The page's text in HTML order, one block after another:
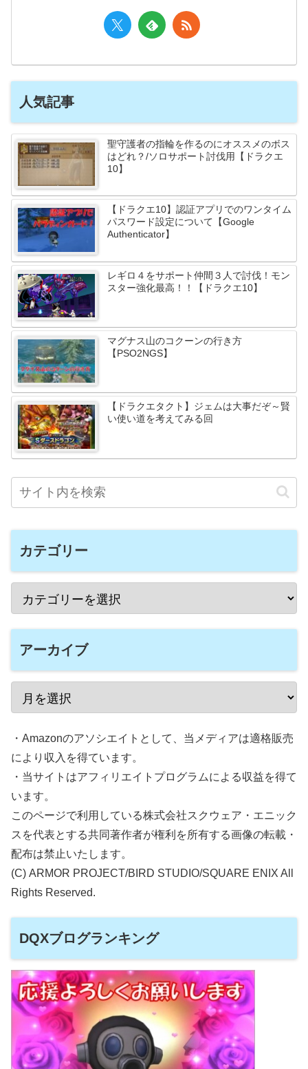
人気記事
聖守護者の指輪を作るのにオススメのボス
はどれ？/ソロサポート討伐用【ドラクエ
10】
【ドラクエ10】認証アプリでのワンタイム
パスワード設定について【Google
Authenticator】
レギロ４をサポート仲間３人で討伐！モン
スター強化最高！！【ドラクエ10】
マグナス山のコクーンの行き方
【PSO2NGS】
【ドラクエタクト】ジェムは大事だぞ～賢
い使い道を考えてみる回
カテゴリー
アーカイブ
・Amazonのアソシエイトとして、当メディアは適格販売
により収入を得ています。
・当サイトはアフィリエイトプログラムによる収益を得て
います。
このページで利用している株式会社スクウェア・エニック
スを代表とする共同著作者が権利を所有する画像の転載・
配布は禁止いたします。
(C) ARMOR PROJECT/BIRD STUDIO/SQUARE ENIX All
Rights Reserved.
DQXブログランキング